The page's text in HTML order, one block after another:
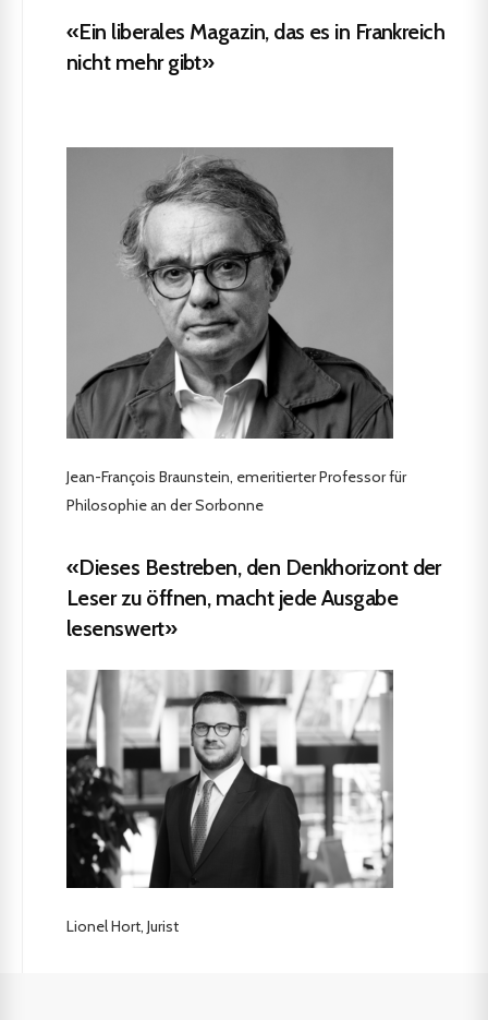
«Ein liberales Magazin, das es in Frankreich
nicht mehr gibt»
Jean-François Braunstein, emeritierter Professor für
Philosophie an der Sorbonne
«Dieses Bestreben, den Denkhorizont der
Leser zu öffnen, macht jede Ausgabe
lesenswert»
Lionel Hort, Jurist